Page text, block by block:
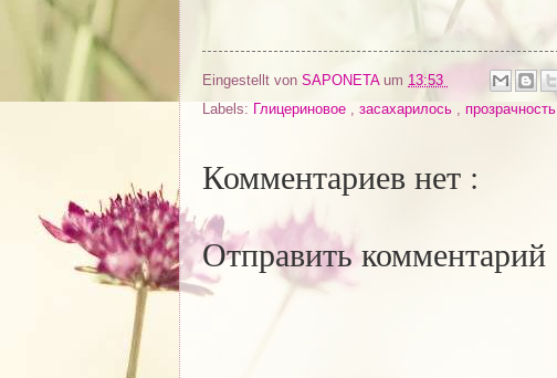
Eingestellt von SAPONETA um 13:53
Labels: Глицериновое , засахарилось , прозрачность
Комментариев нет :
Отправить комментарий